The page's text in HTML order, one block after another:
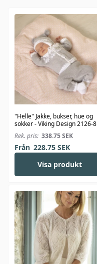
"Helle" Jakke, bukser, hue og
sokker - Viking Design 2126-8
Kit - 1-24 Mdr. - Viking Bambino
Rek. pris: 338.75SEK
Från 228.75SEK
Visa produkt